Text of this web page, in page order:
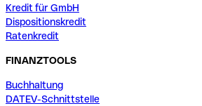
Kredit für GmbH
Dispositionskredit
Ratenkredit
FINANZTOOLS
Buchhaltung
DATEV-Schnittstelle